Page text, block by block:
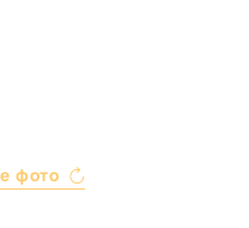
фото